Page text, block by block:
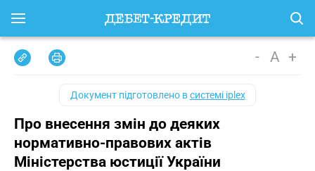
- A +
Документ підготовлено всистемі iplex
Про внесення змін до деяких
нормативно-правових актів
Міністерства юстиції України